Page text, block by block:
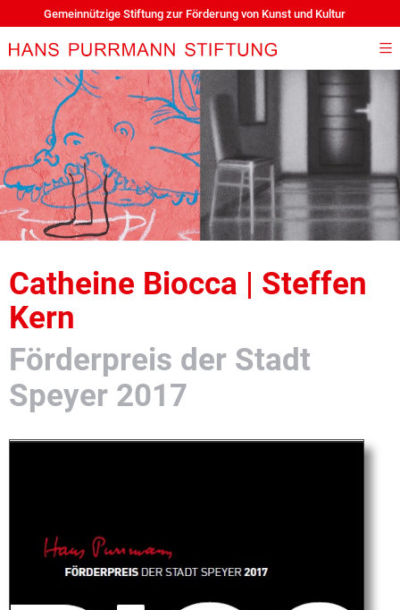
Gemeinnützige Stiftung zur Förderung von Kunst und Kultur
Catheine Biocca | Steffen
Kern
Förderpreis der Stadt
Speyer 2017